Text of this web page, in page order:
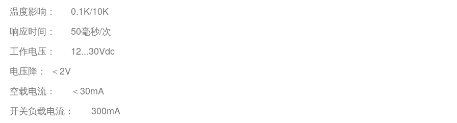
温度影响：
0.1K/10K
响应时间：
50毫秒/次
工作电压：
12...30Vdc
电压降：
＜2V
空载电流：
＜30mA
开关负载电流：
300mA